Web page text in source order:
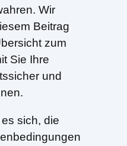
Wir
Beitrag
zum
Sie Ihre
und
sich, die